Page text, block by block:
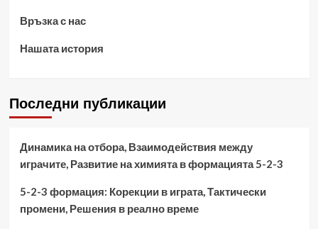
формация
2-
Връзка с нас
Нашата история
Последни публикации
Динамика на отбора, Взаимодействия между
играчите, Развитие на химията в формацията 5-2-3
5-2-3 формация: Корекции в играта, Тактически
промени, Решения в реално време